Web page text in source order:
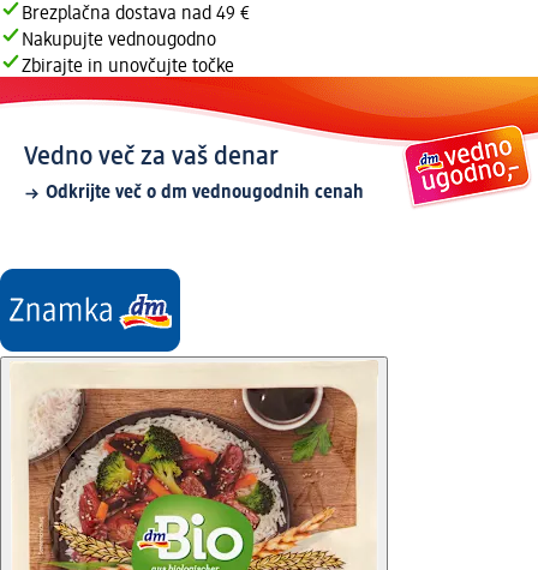
Brezplačna dostava nad 49 €
Nakupujte vednougodno
Zbirajte in unovčujte točke
Vedno več za vaš denar
Odkrijte več o dm vednougodnih cenah